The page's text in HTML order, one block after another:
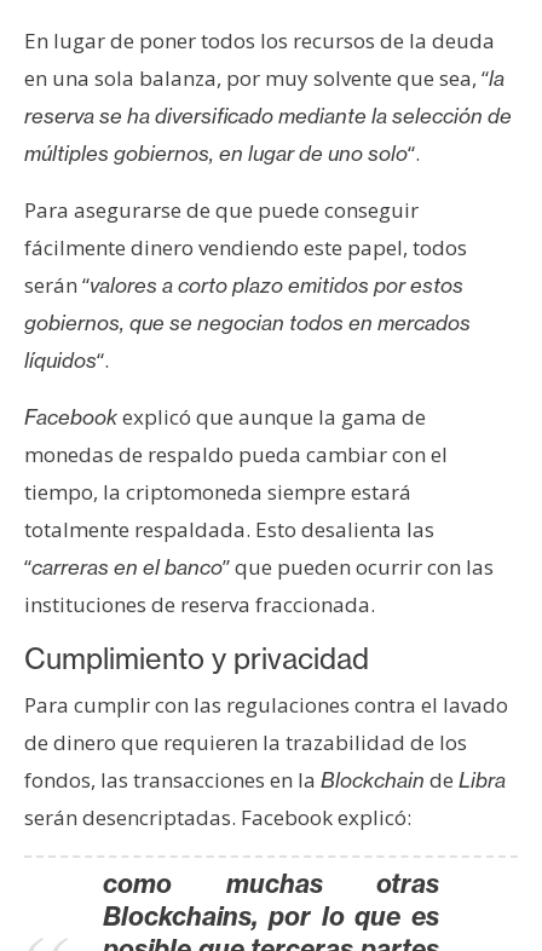
En lugar de poner todos los recursos de la deuda
en una sola balanza, por muy solvente que sea, “la
reserva se ha diversificado mediante la selección de
múltiples gobiernos, en lugar de uno solo“.
Para asegurarse de que puede conseguir
fácilmente dinero vendiendo este papel, todos
serán “valores a corto plazo emitidos por estos
gobiernos, que se negocian todos en mercados
líquidos“.
Facebookexplicó que aunque la gama de
monedas de respaldo pueda cambiar con el
tiempo, la criptomoneda siempre estará
totalmente respaldada. Esto desalienta las
“carreras en el banco” que pueden ocurrir con las
instituciones de reserva fraccionada.
Cumplimiento y privacidad
Para cumplir con las regulaciones contra el lavado
de dinero que requieren la trazabilidad de los
fondos, las transacciones en la Blockchain de Libra
serán desencriptadas. Facebook explicó:
como muchas otras
Blockchains, por lo que es